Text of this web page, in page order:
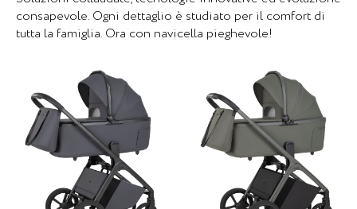
consapevole. Ogni dettaglio è studiato per il comfort di
tutta la famiglia. Ora con navicella pieghevole!